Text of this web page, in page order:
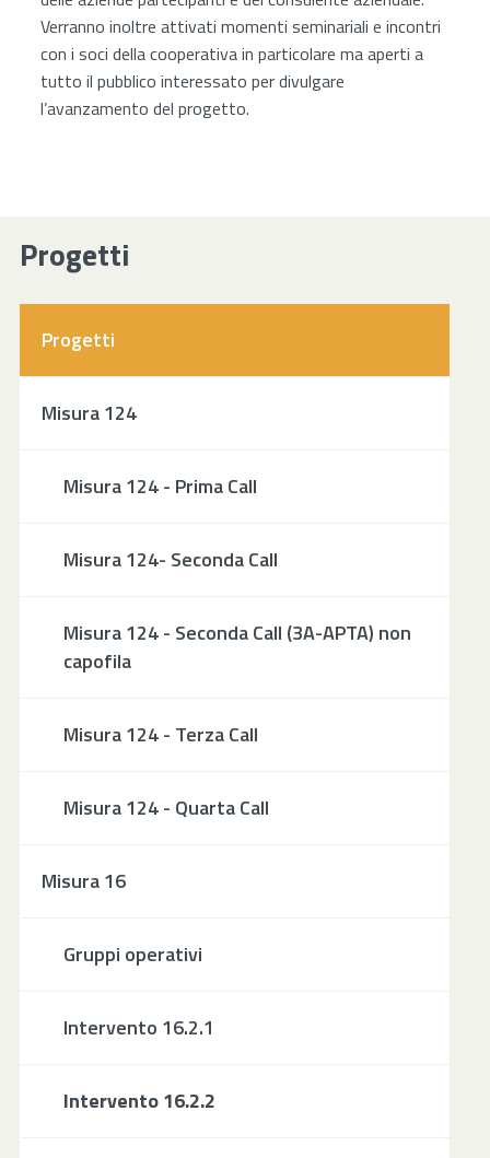
Verranno inoltre attivati momenti seminariali e incontri
con i soci della cooperativa in particolare ma aperti a
tutto il pubblico interessato per divulgare
l’avanzamento del progetto.
Progetti
Progetti
Misura 124
Misura 124 - Prima Call
Misura 124- Seconda Call
Misura 124 - Seconda Call (3A-APTA) non
capofila
Misura 124 - Terza Call
Misura 124 - Quarta Call
Misura 16
Gruppi operativi
Intervento 16.2.1
Intervento 16.2.2